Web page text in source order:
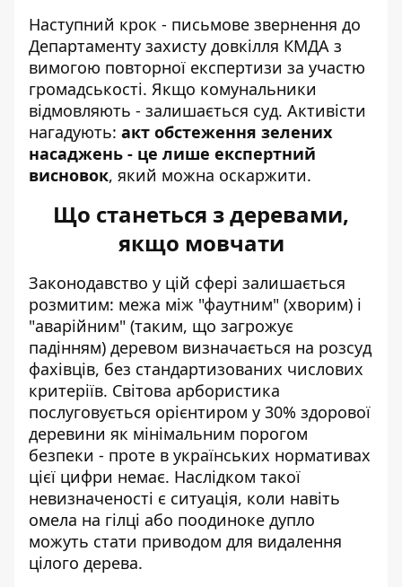
Наступний крок - письмове звернення до
Департаменту захисту довкілля КМДА з
вимогою повторної експертизи за участю
громадськості. Якщо комунальники
відмовляють - залишається суд. Активісти
нагадують: акт обстеження зелених
насаджень - це лише експертний
висновок, який можна оскаржити.
Що станеться з деревами,
якщо мовчати
Законодавство у цій сфері залишається
розмитим: межа між "фаутним" (хворим) і
"аварійним" (таким, що загрожує
падінням) деревом визначається на розсуд
фахівців, без стандартизованих числових
критеріїв. Світова арбористика
послуговується орієнтиром у 30% здорової
деревини як мінімальним порогом
безпеки - проте в українських нормативах
цієї цифри немає. Наслідком такої
невизначеності є ситуація, коли навіть
омела на гілці або поодиноке дупло
можуть стати приводом для видалення
цілого дерева.